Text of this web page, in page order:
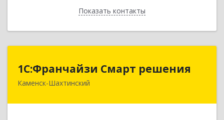
Показать контакты
Назад
1С:Франчайзи Смарт решения
Каменск-Шахтинский
1С:Франчайзи Смарт решения
347800, Ростовская обл, Каменск-Шахтинский г,